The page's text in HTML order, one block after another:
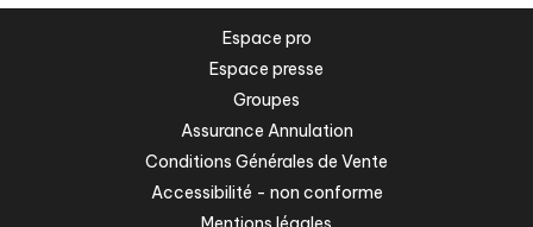
Espace pro
Espace presse
Groupes
Assurance Annulation
Conditions Générales de Vente
Accessibilité - non conforme